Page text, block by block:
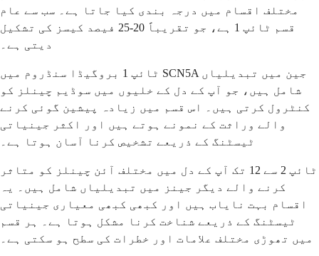
مختلف اقسام میں درجہ بندی کیا جاتا ہے۔ سب سے عام
قسم ٹائپ 1 ہے، جو تقریباً 20-25 فیصد کیسز کی تشکیل
دیتی ہے۔
ٹائپ 1 بروگیڈا سنڈروم میں SCN5A جین میں تبدیلیاں
شامل ہیں، جو آپ کے دل کے خلیوں میں سوڈیم چینلز کو
کنٹرول کرتی ہیں۔ اس قسم میں زیادہ پیشین گوئی کرنے
والے وراثت کے نمونے ہوتے ہیں اور اکثر جینیاتی
ٹیسٹنگ کے ذریعے تشخیص کرنا آسان ہوتا ہے۔
ٹائپ 2 سے 12 تک آپ کے دل میں مختلف آئن چینلز کو متاثر
کرنے والے دیگر جینز میں تبدیلیاں شامل ہیں۔ یہ
اقسام بہت نایاب ہیں اور کبھی کبھی معیاری جینیاتی
ٹیسٹنگ کے ذریعے شناخت کرنا مشکل ہوتا ہے۔ ہر قسم
میں تھوڑی مختلف علامات اور خطرات کی سطح ہو سکتی ہے۔